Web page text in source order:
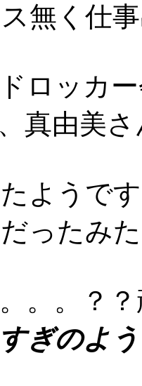
無く仕
ロッカ
真由美
ようで
ったみ
。。？
ぎのよ